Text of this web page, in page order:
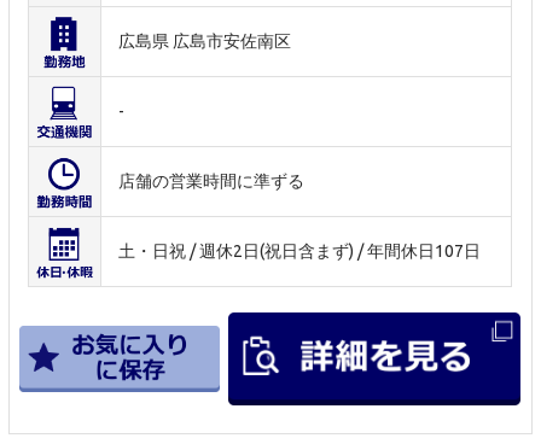
広島県 広島市安佐南区
-
店舗の営業時間に準ずる
土・日祝 / 週休2日(祝日含まず) / 年間休日107日